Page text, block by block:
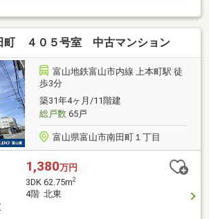
町 ４０５号室 中古マンション
富山地鉄富山市内線 上本町駅 徒
歩3分
築31年4ヶ月/11階建
総戸数65戸
富山県富山市南田町１丁目
1,380万円
3DK 62.75m2
4階 北東